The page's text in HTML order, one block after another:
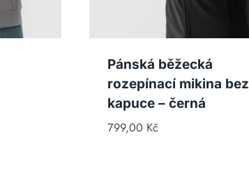
Pánská běžecká
rozepínací mikina bez
kapuce – černá
799,00 Kč